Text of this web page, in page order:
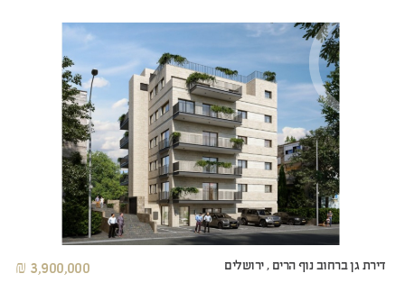
דירת גן ברחוב נוף הרים , ירושלים 3,900,000 ₪